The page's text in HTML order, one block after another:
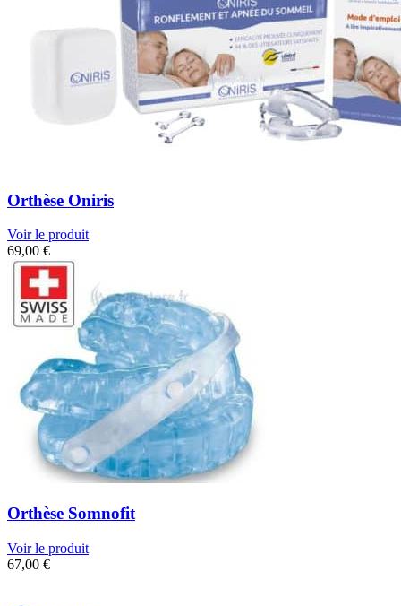
Orthèse Oniris
Voir le produit
69,00 €
Orthèse Somnofit
Voir le produit
67,00 €